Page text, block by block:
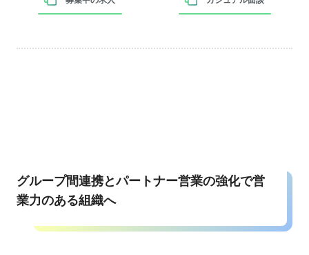
グループ間連携とパートナー営業の強化で営
業力のある組織へ